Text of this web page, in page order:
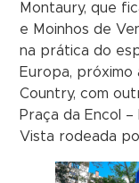
Montaury, que
e Moinhos de
na prática do
Europa, próximo
Country, com
Praça da Encol
Vista rodeada